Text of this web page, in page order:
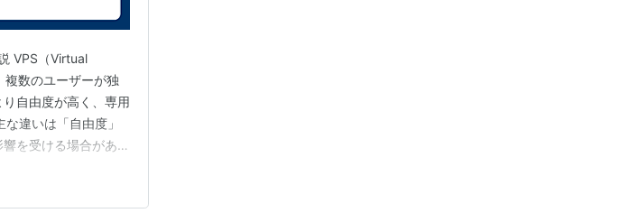
VPS（Virtual
数のユーザーが独
自由度が高く、専用
違いは「自由度」
を受ける場合があり
ブログの本